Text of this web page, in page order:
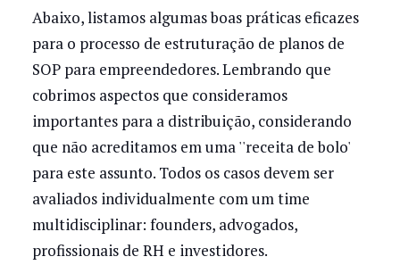
Abaixo, listamos algumas boas práticas eficazes
para o processo de estruturação de planos de
SOP para empreendedores. Lembrando que
cobrimos aspectos que consideramos
importantes para a distribuição, considerando
que não acreditamos em uma ''receita de bolo'
para este assunto. Todos os casos devem ser
avaliados individualmente com um time
multidisciplinar: founders, advogados,
profissionais de RH e investidores.